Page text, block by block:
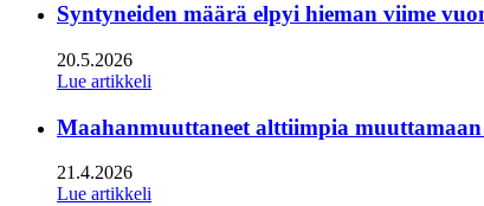
Syntyneiden määrä elpyi hieman viime
20.5.2026
Lue artikkeli
Maahanmuuttaneet alttiimpia
21.4.2026
Lue artikkeli